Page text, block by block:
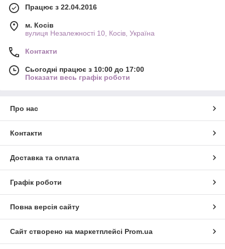
Працює з 22.04.2016
м. Косів
вулиця Незалежності 10, Косів, Україна
Контакти
Сьогодні працює з 10:00 до 17:00
Показати весь графік роботи
Про нас
Контакти
Доставка та оплата
Графік роботи
Повна версія сайту
Сайт створено на маркетплейсі Prom.ua